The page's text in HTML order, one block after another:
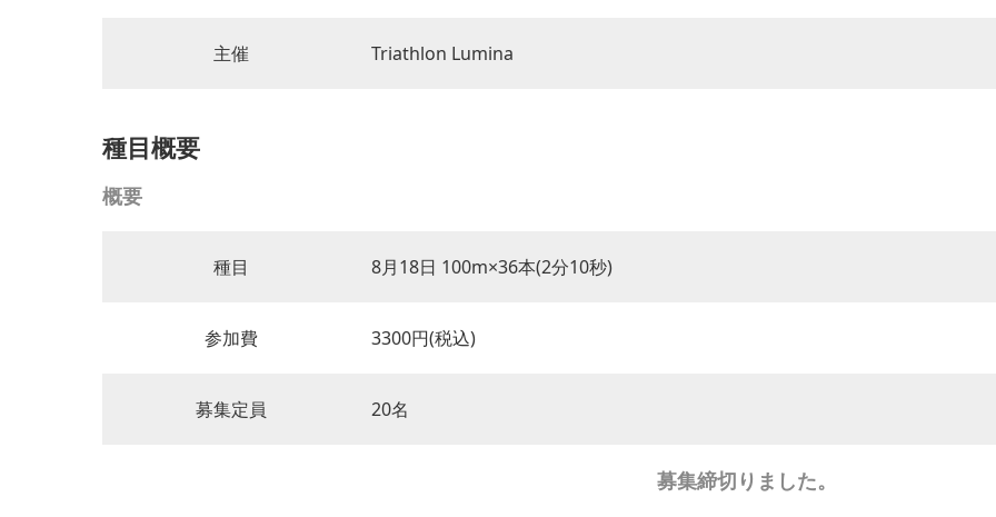
主催 Triathlon Lumina
種目概要
概要
種目 8月18日 100m×36本(2分10秒)
参加費 3300円(税込)
募集定員 20名
募集締切りました。